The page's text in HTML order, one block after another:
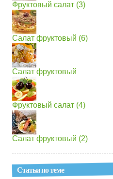
Фруктовый салат (3)
Салат фруктовый (6)
Салат фруктовый
Фруктовый салат (4)
Салат фруктовый (2)
Статьи по теме